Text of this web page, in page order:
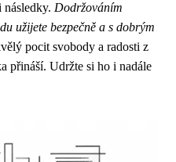
následky. Dodržováním
užijete bezpečně a s dobrým
pocit svobody a radosti z
přináší. Udržte si ho i nadále